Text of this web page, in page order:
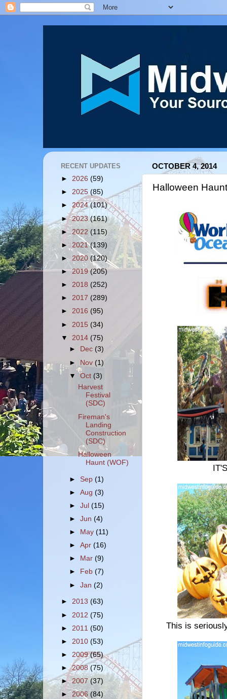
OCTOBER 4, 2014
Halloween
This is
RECENT UPDATES
► 2026 (59)
► 2025 (85)
► 2024(101)
►2023(161)
►2022(115)
► 2021(139)
► 2020 (120)
►2019(205)
► 2018 (252)
► 2017 (289)
► 2016 (95)
► 2015 (34)
▼ 2014 (75)
►
Dec (3)
► Nov(1)
▼Oct(3)
Harvest
Festival
(SDC)
Fireman's
Landing
Construction
(SDC)
Halloween
Haunt (WOF)
►Sep(1)
►Aug(3)
►Jul(15)
►Jun(4)
►
May(11)
►Apr(16)
►
Mar(9)
►
Feb(7)
►Jan(2)
► 2013 (63)
► 2012 (75)
► 2011 (50)
► 2010 (53)
► 2009(65)
►2008 (75)
►2007(37)
►2006(84)